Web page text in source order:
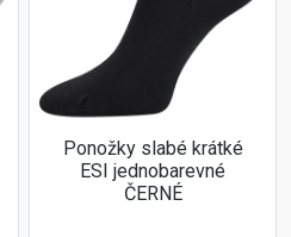
Ponožky slabé krátké
ESI jednobarevné
ČERNÉ